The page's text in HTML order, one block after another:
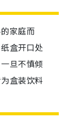
家庭而
盒开口处
旦不慎倾
盒装饮料